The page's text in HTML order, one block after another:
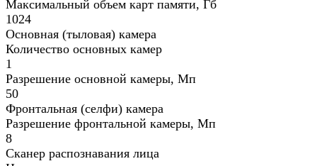
Максимальный объем карт памяти, Гб
1024
Основная (тыловая) камера
Количество основных камер
1
Разрешение основной камеры, Мп
50
Фронтальная (селфи) камера
Разрешение фронтальной камеры, Мп
8
Сканер распознавания лица